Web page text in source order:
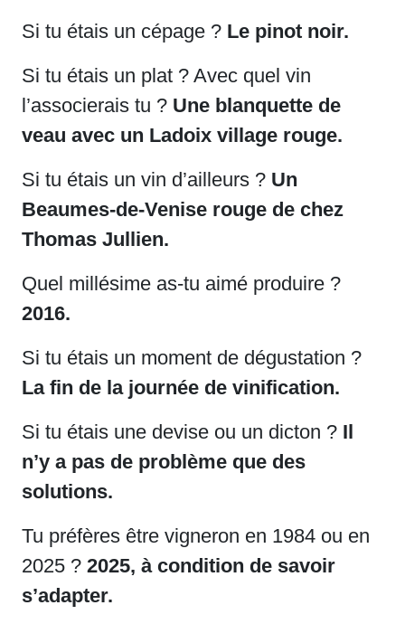
Si tu étais un cépage ? Le pinot noir.
Si tu étais un plat ? Avec quel vin
l’associerais tu ? Une blanquette de
veau avec un Ladoix village rouge.
Si tu étais un vin d’ailleurs ? Un
Beaumes-de-Venise rouge de chez
Thomas Jullien.
Quel millésime as-tu aimé produire ?
2016.
Si tu étais un moment de dégustation ?
La fin de la journée de vinification.
Si tu étais une devise ou un dicton ? Il
n’y a pas de problème que des
solutions.
Tu préfères être vigneron en 1984 ou en
2025 ? 2025, à condition de savoir
s’adapter.